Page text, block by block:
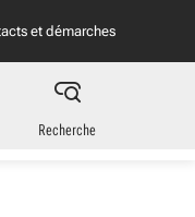
et démarches
Recherche